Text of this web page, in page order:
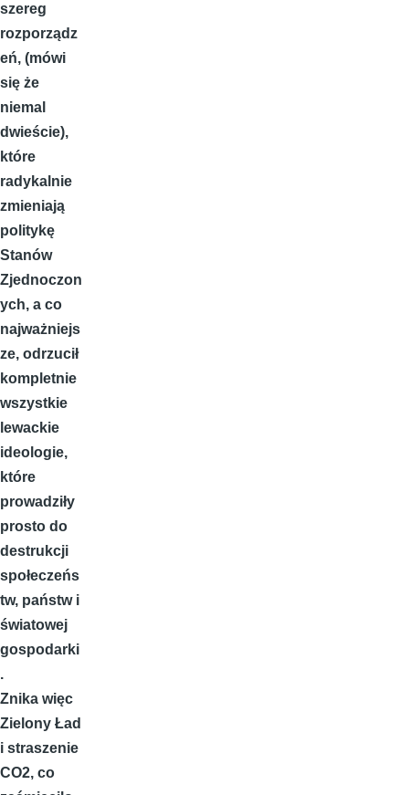
szereg
rozporządz
eń, (mówi
się że
niemal
dwieście),
które
radykalnie
zmieniają
politykę
Stanów
Zjednoczon
ych, a co
najważniejs
ze, odrzucił
kompletnie
wszystkie
lewackie
ideologie,
które
prowadziły
prosto do
destrukcji
społeczeńs
tw, państw i
światowej
gospodarki
.
Znika więc
Zielony Ład
i straszenie
CO2, co